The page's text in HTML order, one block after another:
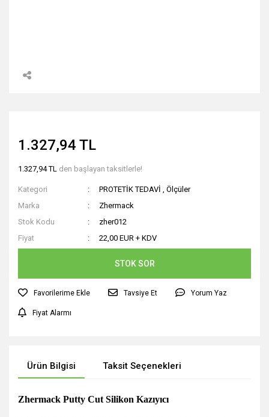
1.327,94 TL
1.327,94 TL den başlayan taksitlerle!
Kategori PROTETİK TEDAVİ ,Ölçüler
Marka
Zhermack
Stok Kodu
zher012
Fiyat
22,00 EUR + KDV
STOK SOR
Tavsiye Et Yorum Yaz
Fiyat Alarmı
Ürün Bilgisi Taksit Seçenekleri
Zhermack Putty Cut Silikon Kazıyıcı